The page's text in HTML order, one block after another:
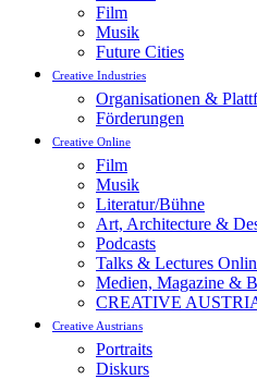
Film
Musik
Future Cities
Creative Industries
Organisationen &
Förderungen
Creative Online
Film
Musik
Literatur/Bühne
Art, Architecture &
Podcasts
Talks & Lectures
Medien, Magazine &
CREATIVE
Creative Austrians
Portraits
Diskurs